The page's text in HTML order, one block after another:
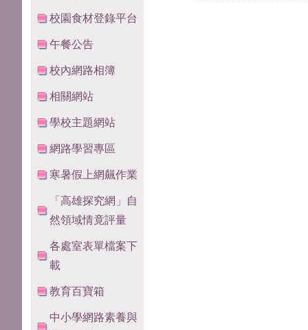
校園食材登錄平台
午餐公告
校內網路相簿
相關網站
學校主題網站
網路學習專區
寒暑假上網飆作業
「高雄探究網」自
然領域情竟評量
各處室表單檔案下
載
教育百寶箱
中小學網路素養與